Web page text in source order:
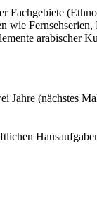
Fachgebiete
wie
arabischer
Jahre (nächstes